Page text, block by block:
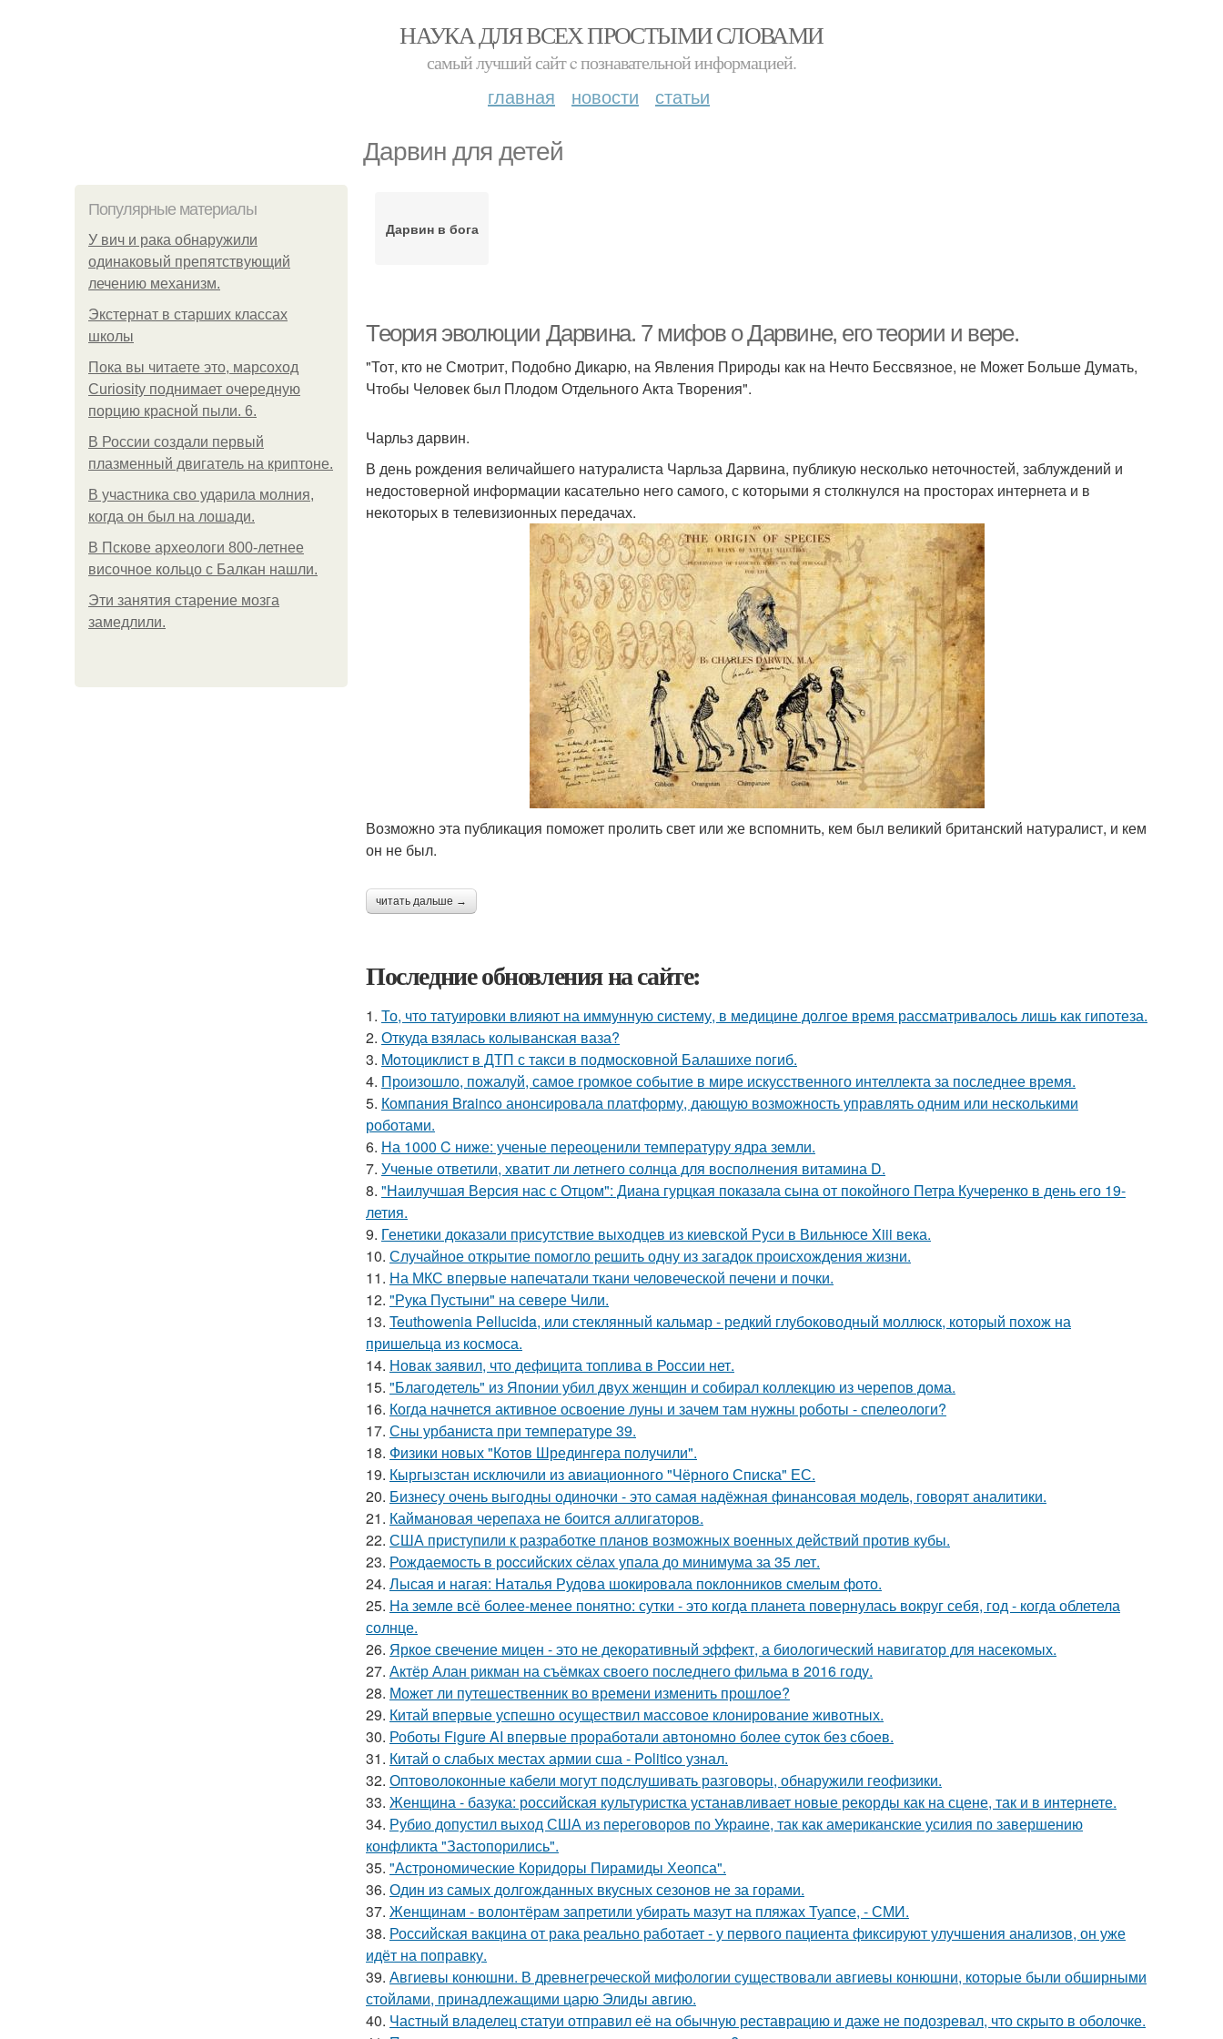
НАУКА ДЛЯ ВСЕХ ПРОСТЫМИ СЛОВАМИ
самый лучший сайт c познавательной информацией.
главная новости статьи
Дарвин для детей
Популярные материалы
У вич и рака обнаружили
одинаковый препятствующий
лечению механизм.
Экстернат в старших классах
школы
Пока вы читаете это, марсоход
Curiosity поднимает очередную
порцию красной пыли. 6.
В России создали первый
плазменный двигатель на криптоне.
В участника сво ударила молния,
когда он был на лошади.
В Пскове археологи 800-летнее
височное кольцо с Балкан нашли.
Эти занятия старение мозга
замедлили.
Дарвин в бога
Теория эволюции Дарвина. 7 мифов о Дарвине, его теории и вере.
"Тот, кто не Смотрит, Подобно Дикарю, на Явления Природы как на Нечто Бессвязное, не Может Больше Думать,
Чтобы Человек был Плодом Отдельного Акта Творения".
Чарльз дарвин.
В день рождения величайшего натуралиста Чарльза Дарвина, публикую несколько неточностей, заблуждений и
недостоверной информации касательно него самого, с которыми я столкнулся на просторах интернета и в
некоторых в телевизионных передачах.
Возможно эта публикация поможет пролить свет или же вспомнить, кем был великий британский натуралист, и кем
он не был.
читать дальше →
Последние обновления на сайте:
1. То, что татуировки влияют на иммунную систему, в медицине долгое время рассматривалось лишь как гипотеза.
2. Откуда взялась колыванская ваза?
3. Moтоциклист в ДТП с такси в подмосковной Балашихе погиб.
4. Произошло, пожалуй, самое громкое событие в мире искусственного интеллекта за последнее время.
5. Компания Brainco анонсировала платформу, дающую возможность управлять одним или несколькими
роботами.
6. На 1000 C ниже: ученые переоценили температуру ядра земли.
7. Ученые ответили, хватит ли летнего солнца для восполнения витамина D.
8. "Наилучшая Версия нас с Отцом": Диана гурцкая показала сына от покойного Петра Кучеренко в день его 19-
летия.
9. Генетики доказали присутствие выходцев из киевской Руси в Вильнюсе Xiii века.
10. Случайное открытие помогло решить одну из загадок происхождения жизни.
11. На МКС впервые напечатали ткани человеческой печени и почки.
12. "Рука Пустыни" на севере Чили.
13. Teuthowenia Pellucida, или стеклянный кальмар - редкий глубоководный моллюск, который похож на
пришельца из космоса.
14. Новак заявил, что дефицита топлива в России нет.
15. "Благодетель" из Японии убил двух женщин и собирал коллекцию из черепов дома.
16. Когда начнется активное освоение луны и зачем там нужны роботы - спелеологи?
17. Сны урбаниста при температуре 39.
18. Физики новых "Котов Шредингера получили".
19. Кыргызстан исключили из авиационного "Чёрного Списка" ЕС.
20. Бизнесу очень выгодны одиночки - это самая надёжная финансовая модель, говорят аналитики.
21. Каймановая черепаха не боится аллигаторов.
22. США приступили к разработке планов возможных военных действий против кубы.
23. Рождаемость в роcсийских cёлах упала до минимума за 35 лет.
24. Лысая и нагая: Наталья Рудова шокировала поклонников смелым фото.
25. На земле всё более-менее понятно: сутки - это когда планета повернулась вокруг себя, год - когда облетела
солнце.
26. Яркое свечение мицен - это не декоративный эффект, а биологический навигатор для насекомых.
27. Актёр Алан рикман на съёмках своего последнего фильма в 2016 году.
28. Может ли путешественник во времени изменить прошлое?
29. Китай впервые успешно осуществил массовое клонирование животных.
30. Роботы Figure AI впервые проработали автономно более суток без сбоев.
31. Китай о слабых местах армии сша - Politico узнал.
32. Оптоволоконные кабели могут подслушивать разговоры, обнаружили геофизики.
33. Женщина - базука: российская культуристка устанавливает новые рекорды как на сцене, так и в интернете.
34. Рубио допустил выход США из переговоров по Украине, так как американские усилия по завершению
конфликта "Застопорились".
35. "Астрономические Коридоры Пирамиды Хеопса".
36. Один из самых долгожданных вкусных сезонов не за горами.
37. Женщинам - волонтёрам запретили убирать мазут на пляжах Туапсе, - СМИ.
38. Российская вакцина от рака реально работает - у первого пациента фиксируют улучшения анализов, он уже
идёт на поправку.
39. Авгиевы конюшни. В древнегреческой мифологии существовали авгиевы конюшни, которые были обширными
стойлами, принадлежащими царю Элиды авгию.
40. Частный владелец статуи отправил её на обычную реставрацию и даже не подозревал, что скрыто в оболочке.